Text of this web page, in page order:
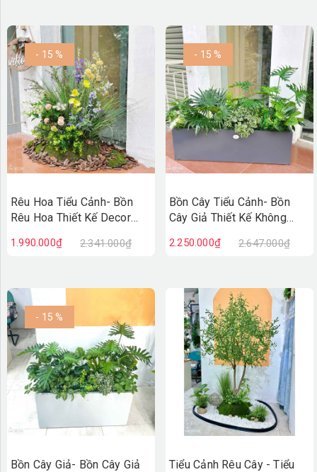
- 15 %
Rêu Hoa Tiểu Cảnh- Bồn
Rêu Hoa Thiết Kế Decor
(30X40X75cm)- RC131
1.990.000₫ 2.341.000₫
- 15 %
Bồn Cây Tiểu Cảnh- Bồn
Cây Giả Thiết Kế Không
(120X50X90CM) - BC243
2.250.000₫ 2.647.000₫
- 15 %
Bồn Cây Giả- Bồn Cây Giả
Tiểu Cảnh Rêu Cây - Tiểu